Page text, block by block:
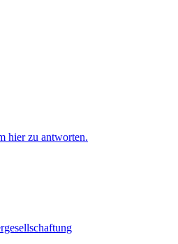
hier zu antworten.